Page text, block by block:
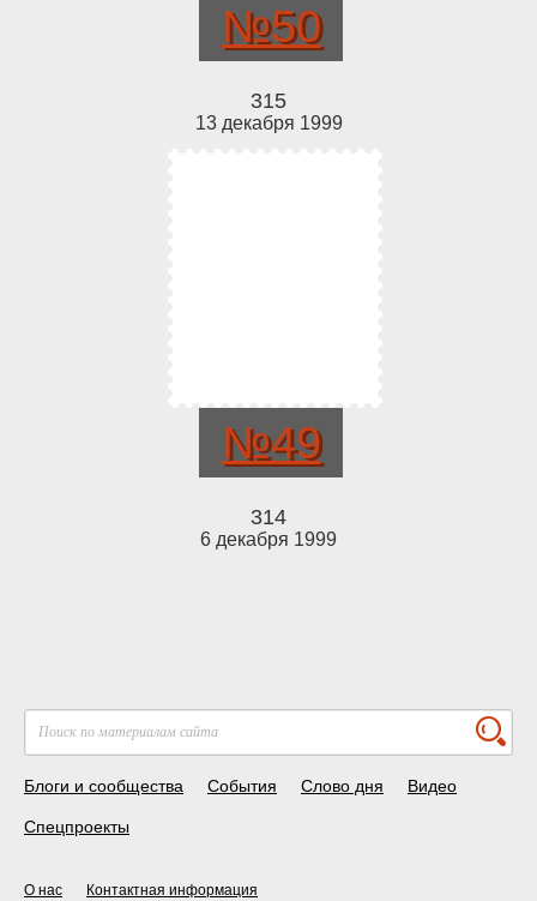
№50
315
13 декабря 1999
№49
314
6 декабря 1999
Блоги и сообщества События Слово дня Видео
Спецпроекты
О нас Контактная информация